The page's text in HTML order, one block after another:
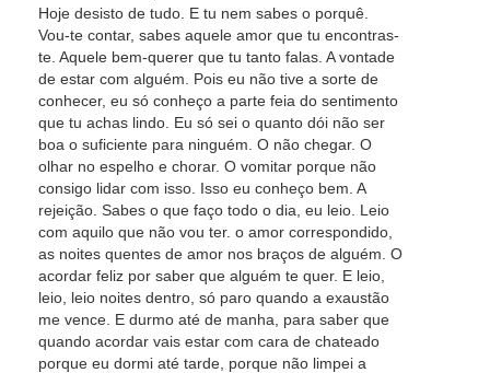
Hoje desisto de tudo. E tu nem sabes o porquê.
Vou-te contar, sabes aquele amor que tu encontras-
te. Aquele bem-querer que tu tanto falas. A vontade
de estar com alguém. Pois eu não tive a sorte de
conhecer, eu só conheço a parte feia do sentimento
que tu achas lindo. Eu só sei o quanto dói não ser
boa o suficiente para ninguém. O não chegar. O
olhar no espelho e chorar. O vomitar porque não
consigo lidar com isso. Isso eu conheço bem. A
rejeição. Sabes o que faço todo o dia, eu leio. Leio
com aquilo que não vou ter. o amor correspondido,
as noites quentes de amor nos braços de alguém. O
acordar feliz por saber que alguém te quer. E leio,
leio, leio noites dentro, só paro quando a exaustão
me vence. E durmo até de manha, para saber que
quando acordar vais estar com cara de chateado
porque eu dormi até tarde, porque não limpei a